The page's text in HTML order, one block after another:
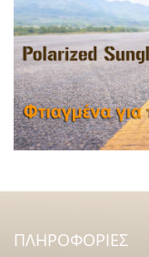
ΠΛΗΡΟΦΟΡΊΕΣ